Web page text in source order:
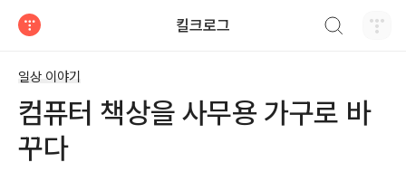
킬크로그
일상 이야기
컴퓨터 책상을 사무용 가구로 바
꾸다